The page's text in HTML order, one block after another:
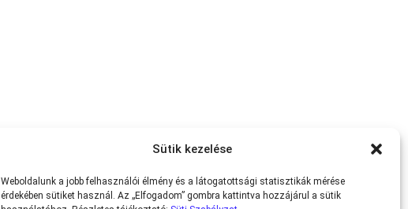
Sütik kezelése
Weboldalunk a jobb felhasználói élmény és a látogatottsági statisztikák mérése
érdekében sütiket használ. Az „Elfogadom” gombra kattintva hozzájárul a sütik